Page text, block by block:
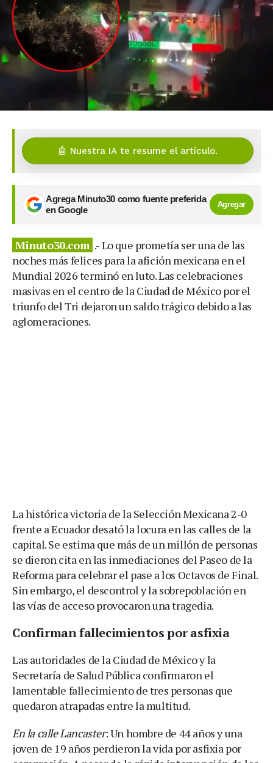
🤖 Nuestra IA te resume el artículo.
Agrega Minuto30 como fuente preferida
en Google
Agregar
Minuto30.com .- Lo que prometía ser una de las
noches más felices para la afición mexicana en el
Mundial 2026 terminó en luto. Las celebraciones
masivas en el centro de la Ciudad de México por el
triunfo del Tri dejaron un saldo trágico debido a las
aglomeraciones.
La histórica victoria de la Selección Mexicana 2-0
frente a Ecuador desató la locura en las calles de la
capital. Se estima que más de un millón de personas
se dieron cita en las inmediaciones del Paseo de la
Reforma para celebrar el pase a los Octavos de Final.
Sin embargo, el descontrol y la sobrepoblación en
las vías de acceso provocaron una tragedia.
Confirman fallecimientos por asfixia
Las autoridades de la Ciudad de México y la
Secretaría de Salud Pública confirmaron el
lamentable fallecimiento de tres personas que
quedaron atrapadas entre la multitud.
En la calle Lancaster: Un hombre de 44 años y una
joven de 19 años perdieron la vida por asfixia por